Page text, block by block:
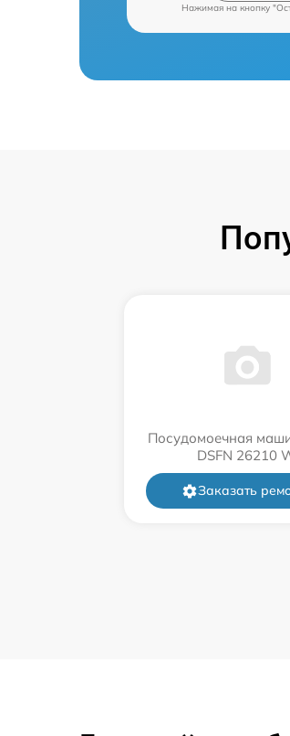
Нажимая на кнопку
Посудомоечная
DSFN 26210
Заказать